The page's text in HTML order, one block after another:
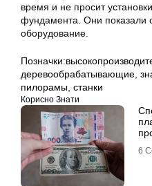
время и не просит
фундамента. Они показали
оборудование.
Позначки:
деревообрабатывающие
пилорамы станки
Корисно Знати
6